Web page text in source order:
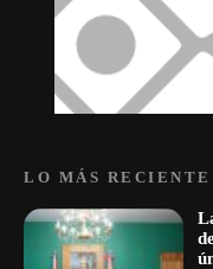
LO MÁS RECIENTE